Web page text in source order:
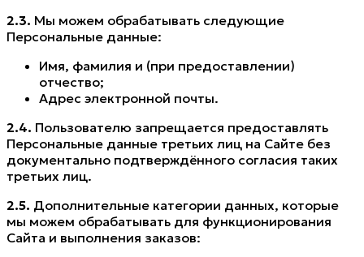
2.3. Мы можем обрабатывать следующие
Персональные данные:
Имя, фамилия и (при предоставлении)
отчество;
Адрес электронной почты.
2.4. Пользователю запрещается предоставлять
Персональные данные третьих лиц на Сайте без
документально подтверждённого согласия таких
третьих лиц.
2.5. Дополнительные категории данных, которые
мы можем обрабатывать для функционирования
Сайта и выполнения заказов: